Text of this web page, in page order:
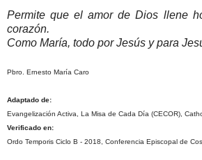
Permite que el amor de Dios llene
corazón.
Como María, todo por Jesús y para
Pbro. Ernesto María Caro
Adaptado de:
Evangelización Activa, La Misa de Cada Día (CECOR),
Verificado en:
Ordo Temporis Ciclo B - 2018, Conferencia Episcopal de